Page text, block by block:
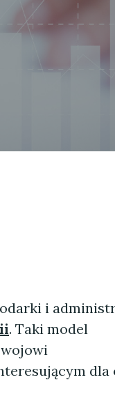
i
. Taki model
dla